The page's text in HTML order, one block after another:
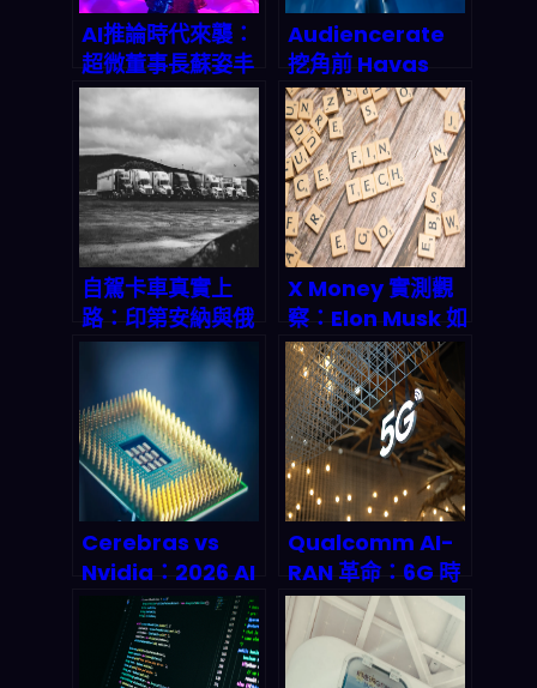
AI推論時代來襲：
超微董事長蘇姿丰
點破下一波科技革
命的核心戰場
Audiencerate
挖角前 Havas
CTO：AI 行銷自
動化憑什麼在
2026 年搶下全球
8.14 億美元市場份
額？
自駕卡車真實上
路：印第安納與俄
亥俄州聯合試驗揭
示 2026 年物流革
命
X Money 實測觀
察：Elon Musk 如
何把 X 平台變成金
融「超級應用」？
Cerebras vs
Nvidia：2026 AI
晶片霸主之爭的深
度解剖與投資全攻
Qualcomm AI-
RAN 革命：6G 時
代提前到來的關鍵
密碼